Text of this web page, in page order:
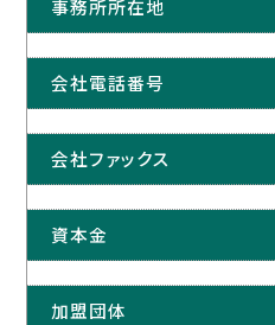
事務所所在地
会社電話番号
会社ファックス
資本金
加盟団体